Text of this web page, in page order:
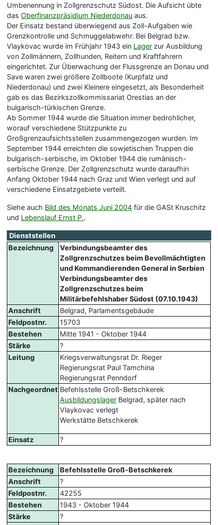
Umbenennung in Zollgrenzschutz Südost. Die Aufsicht übte
dasOberfinanzpräsidium Niederdonau aus.
Der Einsatz bestand überwiegend aus Zoll-Aufgaben wie
Grenzkontrolle und Schmuggelabwehr. Bei Belgrad bzw.
Vlaykovac wurde im Frühjahr 1943 ein Lager zur Ausbildung
von Zollmännern, Zollhunden, Reitern und Kraftfahrern
eingerichtet. Zur Überwachung der Flussgrenze an Donau und
Save waren zwei größere Zollboote (Kurpfalz und
Niederdonau) und zwei Kleinere eingesetzt, als Besonderheit
gab es das Bezirkszollkommissariat Orestias an der
bulgarisch-türkischen Grenze.
Ab Sommer 1944 wurde die Situation immer bedrohlicher,
worauf verschiedene Stützpunkte zu
Großgrenzaufsichtsstellen zusammengezogen wurden. Im
September 1944 erreichten die sowjetischen Truppen die
bulgarisch-serbische, im Oktober 1944 die rumänisch-
serbische Grenze. Der Zollgrenzschutz wurde daraufhin
Anfang Oktober 1944 nach Graz und Wien verlegt und auf
verschiedene Einsatzgebiete verteilt.
Siehe auch Bild des Monats Juni 2004 für die GASt Kruschitz
und Lebenslauf Ernst P..
Dienststellen
Bezeichnung
Verbindungsbeamter des
Zollgrenzschutzes beim Bevollmächtigten
und Kommandierenden General in Serbien
Verbindungsbeamter des
Zollgrenzschutzes beim
Militärbefehlshaber Südost (07.10.1943)
Anschrift
Belgrad, Parlamentsgebäude
Feldpostnr.
15703
Bestehen
Mitte 1941 - Oktober 1944
Stärke
?
Leitung
Kriegsverwaltungsrat Dr. Rieger
Regierungsrat Paul Tamchina
Regierungsrat Penndorf
Nachgeordnet Befehlsstelle Groß-Betschkerek
Ausbildungslager Belgrad, später nach
Vlaykovac verlegt
Werkstätte Betschkerek
Einsatz ?
Bezeichnung
Befehlsstelle Groß-Betschkerek
Anschrift
?
Feldpostnr.
42255
Bestehen
1943 - Oktober 1944
Stärke
?